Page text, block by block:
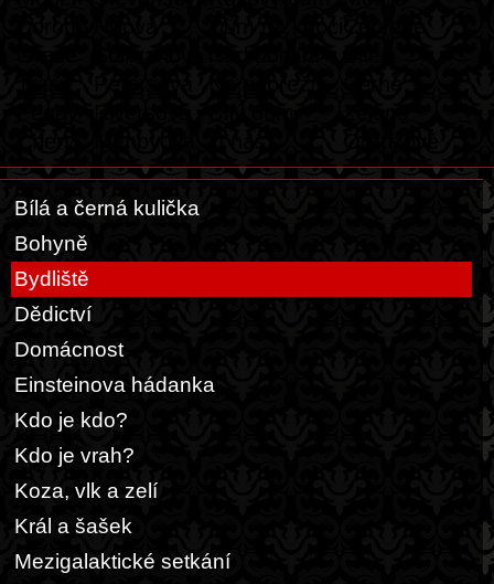
Bílá a černá kulička
Bohyně
Bydliště
Dědictví
Domácnost
Einsteinova hádanka
Kdo je kdo?
Kdo je vrah?
Koza, vlk a zelí
Král a šašek
Mezigalaktické setkání